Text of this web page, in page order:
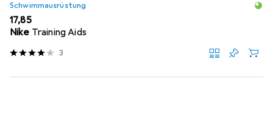
Schwimmausrüstung
EUR
17,85
Nike Training Aids
3